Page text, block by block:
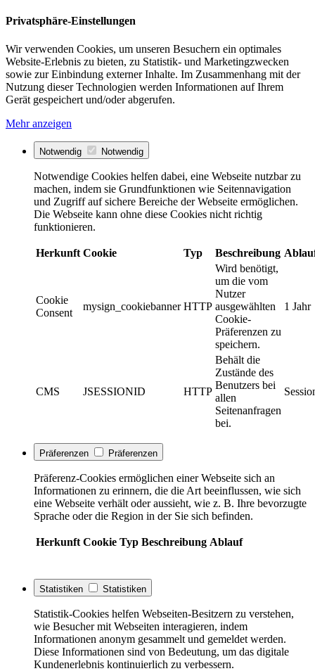
Privatsphäre-Einstellungen
Wir verwenden Cookies, um unseren Besuchern ein optimales
Website-Erlebnis zu bieten, zu Statistik- und Marketingzwecken
sowie zur Einbindung externer Inhalte. Im Zusammenhang mit der
Nutzung dieser Technologien werden Informationen auf Ihrem
Gerät gespeichert und/oder abgerufen.
Mehr anzeigen
Notwendig Notwendig
Notwendige Cookies helfen dabei, eine Webseite nutzbar zu
machen, indem sie Grundfunktionen wie Seitennavigation
und Zugriff auf sichere Bereiche der Webseite ermöglichen.
Die Webseite kann ohne diese Cookies nicht richtig
funktionieren.
Herkunft Cookie Typ Beschreibung
Cookie
Consent
mysign_cookiebanner HTTP
Wird benötigt,
um die vom
Nutzer
ausgewählten
Cookie-
Präferenzen zu
speichern.
1 Jahr
CMS JSESSIONID HTTP
Behält die
Zustände des
Benutzers bei
allen
Seitenanfragen
bei.
Präferenzen Präferenzen
Präferenz-Cookies ermöglichen einer Webseite sich an
Informationen zu erinnern, die die Art beeinflussen, wie sich
eine Webseite verhält oder aussieht, wie z. B. Ihre bevorzugte
Sprache oder die Region in der Sie sich befinden.
Herkunft Cookie Typ Beschreibung Ablauf
Statistiken Statistiken
Statistik-Cookies helfen Webseiten-Besitzern zu verstehen,
wie Besucher mit Webseiten interagieren, indem
Informationen anonym gesammelt und gemeldet werden.
Diese Informationen sind von Bedeutung, um das digitale
Kundenerlebnis kontinuierlich zu verbessern.